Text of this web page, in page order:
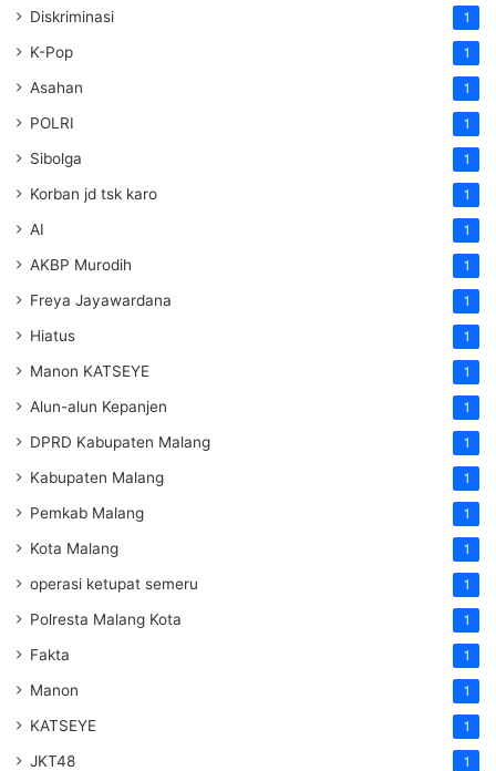
Diskriminasi 1
K-Pop 1
Asahan 1
POLRI 1
Sibolga 1
Korban jd tsk karo 1
AI 1
AKBP Murodih 1
Freya Jayawardana 1
Hiatus 1
Manon KATSEYE 1
Alun-alun Kepanjen 1
DPRD Kabupaten Malang 1
Kabupaten Malang 1
Pemkab Malang 1
Kota Malang 1
operasi ketupat semeru 1
Polresta Malang Kota 1
Fakta 1
Manon 1
KATSEYE 1
JKT48 1